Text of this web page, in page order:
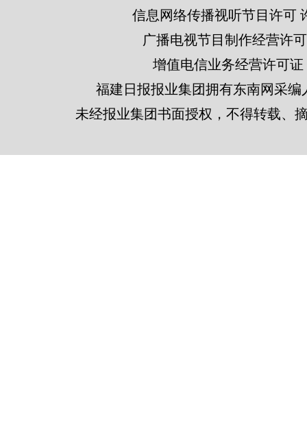
信息网络传播视听节目许可
广播电视节目制作经营许
增值电信业务经营许可证
福建日报报业集团拥有东南网采
未经报业集团书面授权，不得转载、